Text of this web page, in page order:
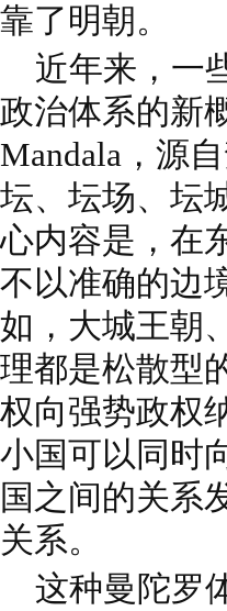
靠了明朝。
近年来，一
政治体系的新
Mandala，源
坛、坛场、坛
心内容是，在
不以准确的边
如，大城王朝
理都是松散型
权向强势政权
小国可以同时
国之间的关系
关系。
这种曼陀罗